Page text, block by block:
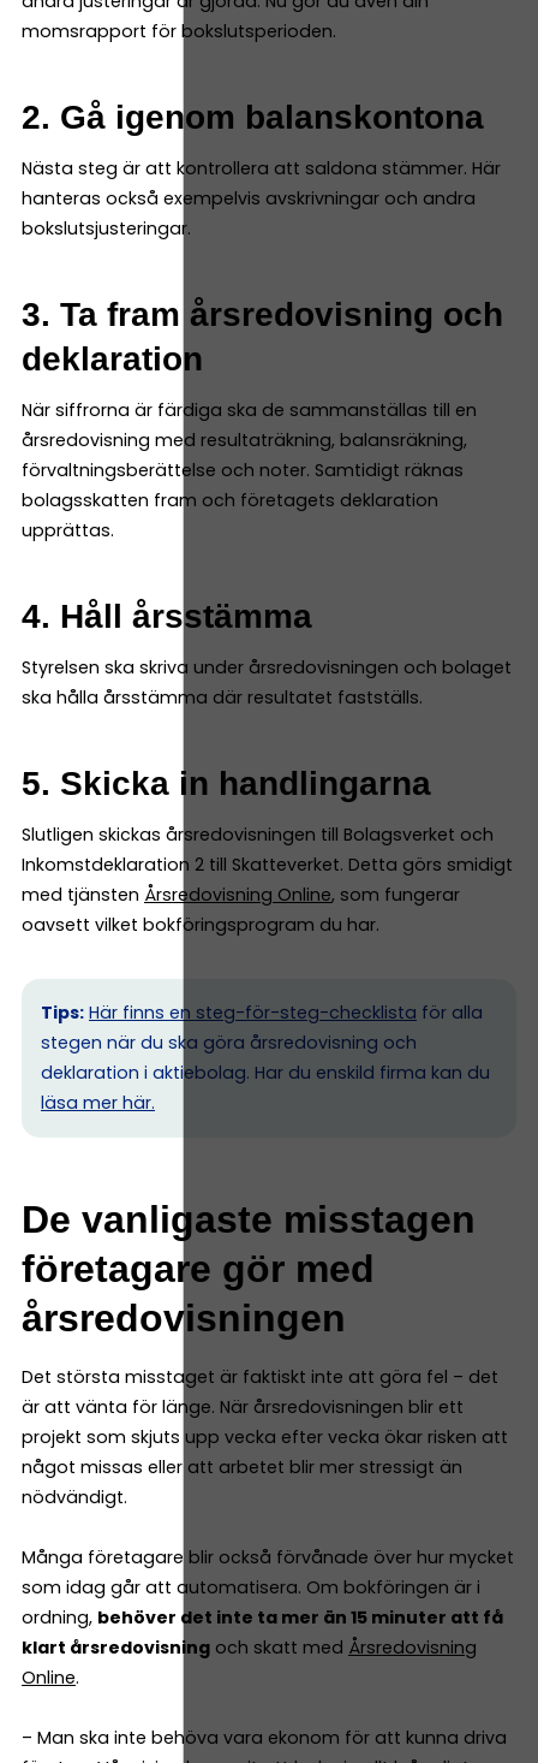
momsrapport för bokslutsperioden.
2. Gå igenom balanskontona
Nästa steg är att kontrollera att saldona stämmer. Här
hanteras också exempelvis avskrivningar och andra
bokslutsjusteringar.
3. Ta fram årsredovisning och
deklaration
När siffrorna är färdiga ska de sammanställas till en
årsredovisning med resultaträkning, balansräkning,
förvaltningsberättelse och noter. Samtidigt räknas
bolagsskatten fram och företagets deklaration
upprättas.
4. Håll årsstämma
Styrelsen ska skriva under årsredovisningen och bolaget
ska hålla årsstämma där resultatet fastställs.
5. Skicka in handlingarna
Slutligen skickas årsredovisningen till Bolagsverket och
Inkomstdeklaration 2 till Skatteverket. Detta görs smidigt
med tjänsten Årsredovisning Online, som fungerar
oavsett vilket bokföringsprogram du har.
Tips: Här finns en steg-för-steg-checklista för alla
stegen när du ska göra årsredovisning och
deklaration i aktiebolag. Har du enskild firma kan du
läsa mer här.
De vanligaste misstagen
företagare gör med
årsredovisningen
Det största misstaget är faktiskt inte att göra fel – det
är att vänta för länge. När årsredovisningen blir ett
projekt som skjuts upp vecka efter vecka ökar risken att
något missas eller att arbetet blir mer stressigt än
nödvändigt.
Många företagare blir också förvånade över hur mycket
som idag går att automatisera. Om bokföringen är i
ordning, behöver det inte ta mer än 15 minuter att få
klart årsredovisning och skatt med Årsredovisning
Online.
– Man ska inte behöva vara ekonom för att kunna driva